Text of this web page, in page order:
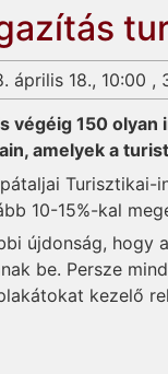
április 18., 10:00 ,
végéig 150 olyan
amelyek a
10-15%-kal
újdonság, hogy
be. Persze
kezelő